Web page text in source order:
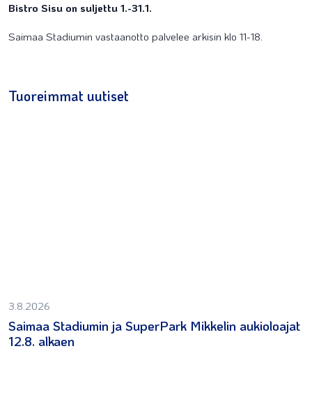
Bistro Sisu on suljettu 1.-31.1.
Saimaa Stadiumin vastaanotto palvelee arkisin klo 11-18.
Tuoreimmat uutiset
3.8.2026
Saimaa Stadiumin ja SuperPark Mikkelin aukioloajat
12.8. alkaen